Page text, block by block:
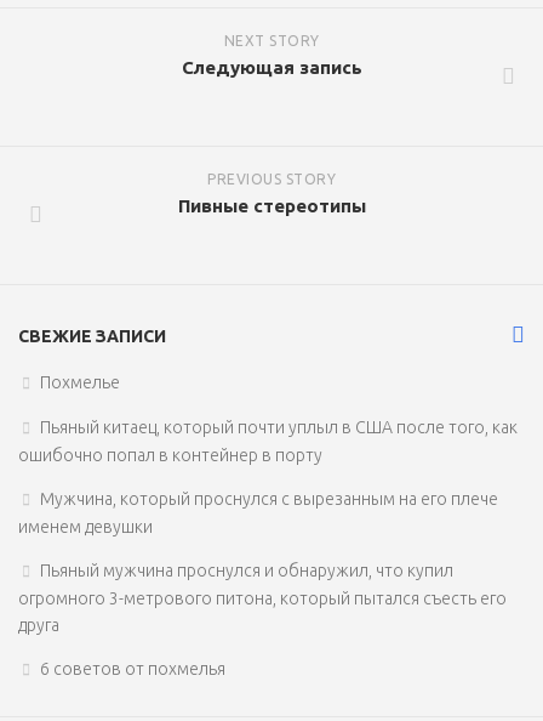
NEXT STORY
Следующая запись
PREVIOUS STORY
Пивные стереотипы
СВЕЖИЕ ЗАПИСИ
Похмелье
Пьяный китаец, который почти уплыл в США после того, как
ошибочно попал в контейнер в порту
Мужчина, который проснулся с вырезанным на его плече
именем девушки
Пьяный мужчина проснулся и обнаружил, что купил
огромного 3-метрового питона, который пытался съесть его
друга
6 советов от похмелья